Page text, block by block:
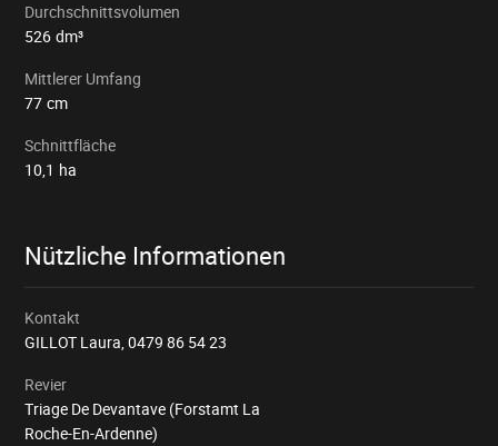
Durchschnittsvolumen
526 dm³
Mittlerer Umfang
77 cm
Schnittfläche
10,1 ha
Nützliche Informationen
Kontakt
GILLOT Laura,0479 86 54 23
Revier
Triage De Devantave (Forstamt La
Roche-En-Ardenne)